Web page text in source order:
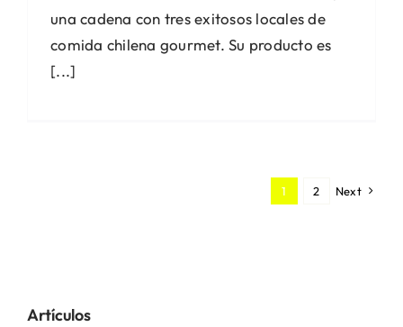
una cadena con tres exitosos locales de
comida chilena gourmet. Su producto es
[...]
1 2 Next
Artículos